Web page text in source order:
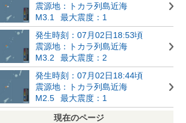
震源地：トカラ列島近海
M3.1
最大震度：1
発生時刻：07月02日18:53頃
震源地：トカラ列島近海
M3.2
最大震度：2
発生時刻：07月02日18:44頃
震源地：トカラ列島近海
M2.5
最大震度：1
現在のページ